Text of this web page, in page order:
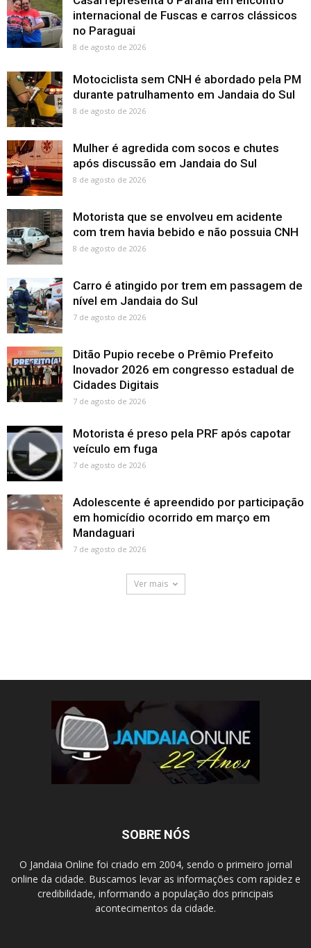
internacional de Fuscas e carros clássicos
no Paraguai
8 de agosto de 2026
Motociclista sem CNH é abordado pela PM
durante patrulhamento em Jandaia do Sul
8 de agosto de 2026
Mulher é agredida com socos e chutes
após discussão em Jandaia do Sul
8 de agosto de 2026
Motorista que se envolveu em acidente
com trem havia bebido e não possuia CNH
8 de agosto de 2026
Carro é atingido por trem em passagem de
nível em Jandaia do Sul
7 de agosto de 2026
Ditão Pupio recebe o Prêmio Prefeito
Inovador 2026 em congresso estadual de
Cidades Digitais
7 de agosto de 2026
Motorista é preso pela PRF após capotar
veículo em fuga
7 de agosto de 2026
Adolescente é apreendido por participação
em homicídio ocorrido em março em
Mandaguari
7 de agosto de 2026
Ver mais
SOBRE NÓS
O Jandaia Online foi criado em 2004, sendo o primeiro jornal
online da cidade. Buscamos levar as informações com rapidez e
credibilidade, informando a população dos principais
acontecimentos da cidade.